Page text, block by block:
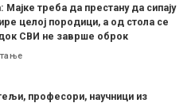
треба да престану да сипају
целој породици, а од стола се
СВИ не заврше оброк
професори, научници из